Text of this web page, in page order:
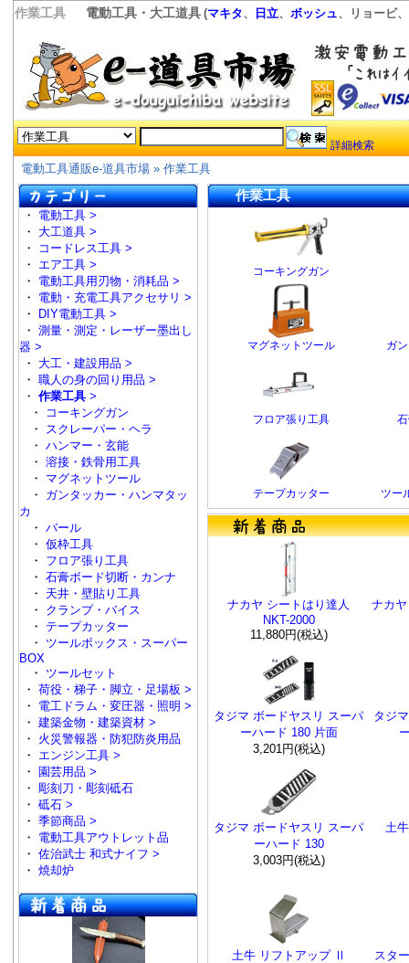
作業工具 電動工具・大工道具 (マキタ、 日立、 ボッシュ、リョービ
詳細検索
電動工具通販e-道具市場 » 作業工具
・ 電動工具 >
・ 大工道具 >
・
コードレス工具 >
・ エア工具 >
・ 電動工具用刃物・消耗品 >
・ 電動・充電工具アクセサリ >
・
DIY電動工具 >
・ 測量・測定・レーザー墨出し
器 >
・ 大工・建設用品 >
・ 職人の身の回り用品 >
・ 作業工具 >
・
コーキングガン
・ スクレーパー・ヘラ
・ ハンマー・玄能
・ 溶接・鉄骨用工具
・ マグネットツール
・ ガンタッカー・ハンマタッ
カ
・ バール
・ 仮枠工具
・ フロア張り工具
・ 石膏ボード切断・カンナ
・ 天井・壁貼り工具
・ クランプ・バイス
・ テープカッター
・ ツールボックス・スーパー
BOX
・ ツールセット
・ 荷役・梯子・脚立・足場板 >
・ 電工ドラム・変圧器・照明 >
・ 建築金物・建築資材 >
・ 火災警報器・防犯防炎用品
・ エンジン工具 >
・ 園芸用品 >
・ 彫刻刀・彫刻砥石
・ 砥石 >
・ 季節商品 >
・ 電動工具アウトレット品
・ 佐治武士 和式ナイフ >
・ 焼却炉
作業工具
コーキングガン
マグネットツール ガ
フロア張り工具
テープカッター ツー
ナカヤ シートはり達人
NKT-2000
11,880円(税込)
ナカ
タジマ ボードヤスリ スーパ
ーハード 180 片面
3,201円(税込)
タジ
タジマ ボードヤスリ スーパ
ーハード 130
3,003円(税込)
土
土牛 リフトアップ Ⅱ
スタ